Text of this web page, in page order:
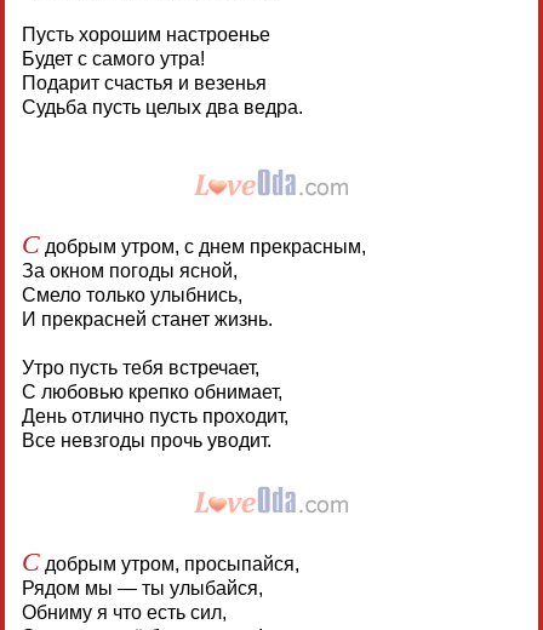
Пусть хорошим настроенье
Будет с самого утра!
Подарит счастья и везенья
Судьба пусть целых два ведра.
Сдобрым утром, с днем прекрасным,
За окном погоды ясной,
Смело только улыбнись,
И прекрасней станет жизнь.
Утро пусть тебя встречает,
С любовью крепко обнимает,
День отлично пусть проходит,
Все невзгоды прочь уводит.
Сдобрым утром, просыпайся,
Рядом мы — ты улыбайся,
Обниму я что есть сил,